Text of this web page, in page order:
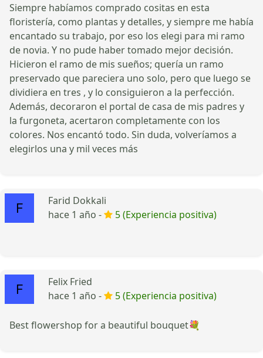
Siempre habíamos comprado cositas en esta
floristería, como plantas y detalles, y siempre me había
encantado su trabajo, por eso los elegi para mi ramo
de novia. Y no pude haber tomado mejor decisión.
Hicieron el ramo de mis sueños; quería un ramo
preservado que pareciera uno solo, pero que luego se
dividiera en tres , y lo consiguieron a la perfección.
Además, decoraron el portal de casa de mis padres y
la furgoneta, acertaron completamente con los
colores. Nos encantó todo. Sin duda, volveríamos a
elegirlos una y mil veces más
Farid Dokkali
hace 1 año -
5 (Experiencia positiva)
Felix Fried
hace 1 año -
5 (Experiencia positiva)
Best flowershop for a beautiful bouquet💐